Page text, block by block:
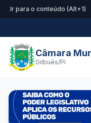
Ir para o conteúdo (Alt+1)
Câmara
Gilbués/PI